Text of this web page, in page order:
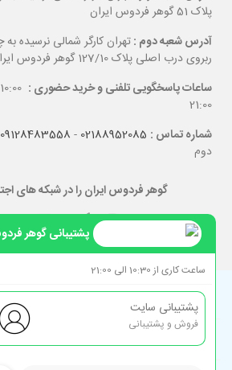
پلاک 51 گوهر فردوس ایران
آدرس شعبه دوم :تهران کارگر شمالی نرسیده به
ربروی درب اصلی پلاک 127/10 گوهر فردوس ایران
ساعات پاسخگویی تلفنی و خرید حضوری :
21:00
شماره تماس : 02188952085
-
09128483558
دوم
گوهر فردوس ایران را در شبکه های
حساب کاربری
راهنمای مشتریان
پشتیبانی گوهر
ساعت کاری از 10:30 الی 21:00
پشتیبانی سایت
فروش و پشتیبانی